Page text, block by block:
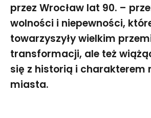
przez Wrocław lat 90. –
wolności i niepewności,
towarzyszyły wielkim
transformacji, ale też
się z historią i charakterem
miasta.